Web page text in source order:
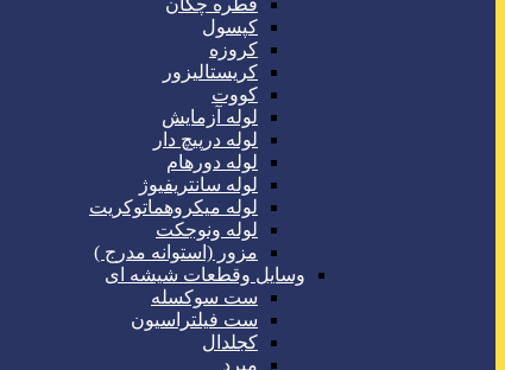
قطره چکان
کپسول
کروزه
کریستالیزور
کووت
لوله آزمایش
لوله درپیچ دار
لوله دورهام
لوله سانتریفیوژ
لوله میکروهماتوکریت
لوله ونوجکت
مزور (استوانه مدرج )
وسایل وقطعات شیشه ای
ست سوکسله
ست فیلتراسیون
کجلدال
مبرد